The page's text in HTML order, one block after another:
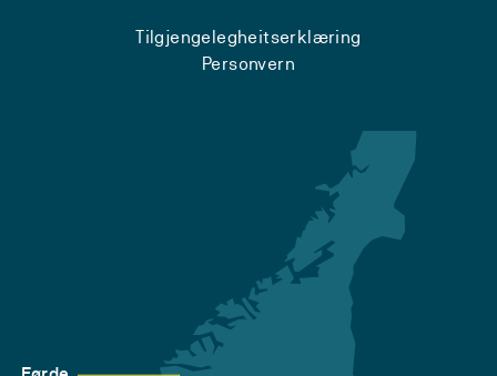
Tilgjengelegheitserklæring
Personvern